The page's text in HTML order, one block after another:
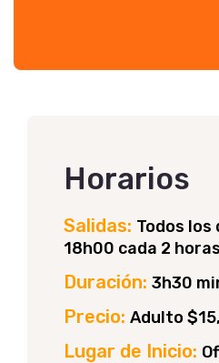
Horarios
Salidas: Todos los
18h00 cada 2 horas
Duración: 3h30
Precio: Adulto
Lugar de Inicio: